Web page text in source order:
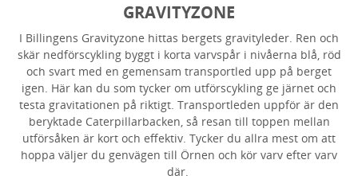
GRAVITYZONE
I Billingens Gravityzone hittas bergets gravityleder. Ren och
skär nedförscykling byggt i korta varvspår i nivåerna blå, röd
och svart med en gemensam transportled upp på berget
igen. Här kan du som tycker om utförscykling ge järnet och
testa gravitationen på riktigt. Transportleden uppför är den
beryktade Caterpillarbacken, så resan till toppen mellan
utförsåken är kort och effektiv. Tycker du allra mest om att
hoppa väljer du genvägen till Örnen och kör varv efter varv
där.